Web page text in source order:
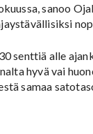
sanoo
senttiä alle
hyvä vai
samaa